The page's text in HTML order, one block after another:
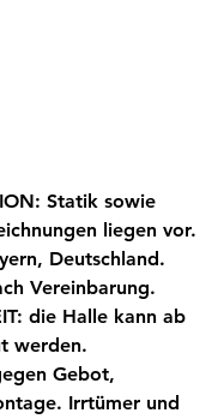
Statik sowie
liegen vor.
Deutschland.
Vereinbarung.
die Halle kann ab
werden.
Gebot,
Irrtümer und